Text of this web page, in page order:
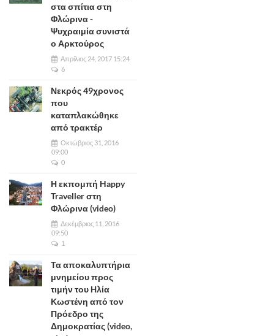
στα σπίτια στη
Φλώρινα -
Ψυχραιμία συνιστά
ο Αρκτούρος
Απρίλιος 24, 2017 15:24
6
Νεκρός 49χρονος
που
καταπλακώθηκε
από τρακτέρ
Οκτώβριος 31, 2016
09:00
0
Η εκπομπή Happy
Traveller στη
Φλώρινα (video)
Δεκέμβριος 11, 2016
09:50
1
Τα αποκαλυπτήρια
μνημείου προς
τιμήν του Ηλία
Κωστένη από τον
Πρόεδρο της
Δημοκρατίας (video,